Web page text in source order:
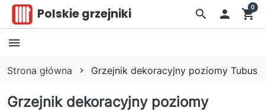
Polskie grzejniki search  shopping_cart
0
Strona główna Grzejnik dekoracyjny poziomy Tubus
Grzejnik dekoracyjny poziomy